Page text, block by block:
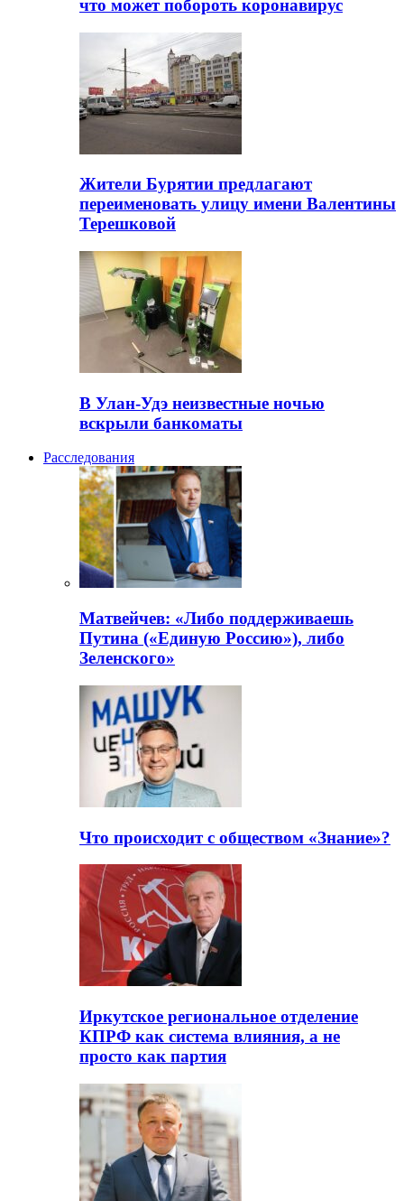
что может побороть коронавирус
Жители Бурятии предлагают
переименовать улицу имени Валентины
Терешковой
В Улан-Удэ неизвестные ночью
вскрыли банкоматы
Расследования
Матвейчев: «Либо поддерживаешь
Путина («Единую Россию»), либо
Зеленского»
Что происходит с обществом «Знание»?
Иркутское региональное отделение
КПРФ как система влияния, а не
просто как партия